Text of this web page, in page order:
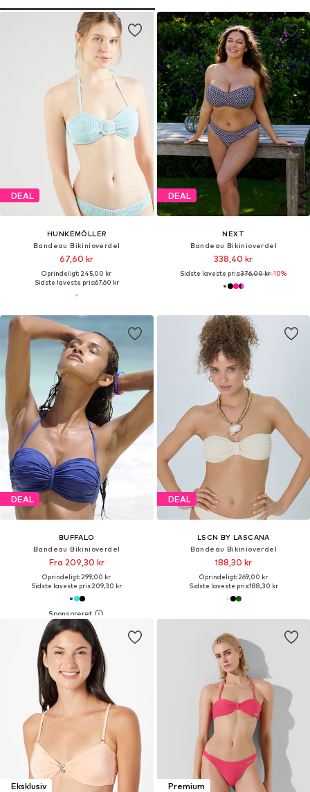
DEAL
HUNKEMÖLLER
Bandeau Bikinioverdel
67,60 kr
Oprindeligt: 245,00 kr
Sidste laveste pris:67,60 kr
DEAL
NEXT
Bandeau Bikinioverdel
338,40 kr
Sidste laveste pris:376,00 kr-10%
DEAL
BUFFALO
Bandeau Bikinioverdel
Fra 209,30 kr
Oprindeligt: 299,00 kr
Sidste laveste pris:209,30 kr
DEAL
LSCN BY LASCANA
Bandeau Bikinioverdel
188,30 kr
Oprindeligt: 269,00 kr
Sidste laveste pris:188,30 kr
Eksklusiv
Premium